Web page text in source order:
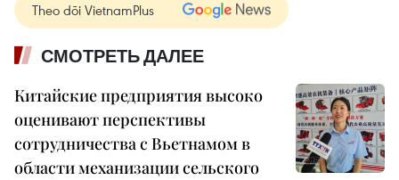
Theo dõi VietnamPlus
СМОТРЕТЬ ДАЛЕЕ
Китайские предприятия высоко
оценивают перспективы
сотрудничества с Вьетнамом в
области механизации сельского